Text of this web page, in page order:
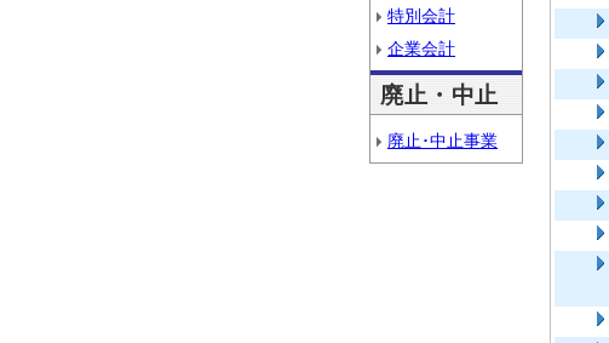
特別会計
企業会計
廃止・中止
廃止･中止事業